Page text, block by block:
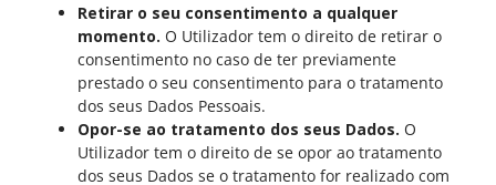
Retirar o seu consentimento a qualquer
momento. O Utilizador tem o direito de retirar o
consentimento no caso de ter previamente
prestado o seu consentimento para o tratamento
dos seus Dados Pessoais.
Opor-se ao tratamento dos seus Dados. O
Utilizador tem o direito de se opor ao tratamento
dos seus Dados se o tratamento for realizado com